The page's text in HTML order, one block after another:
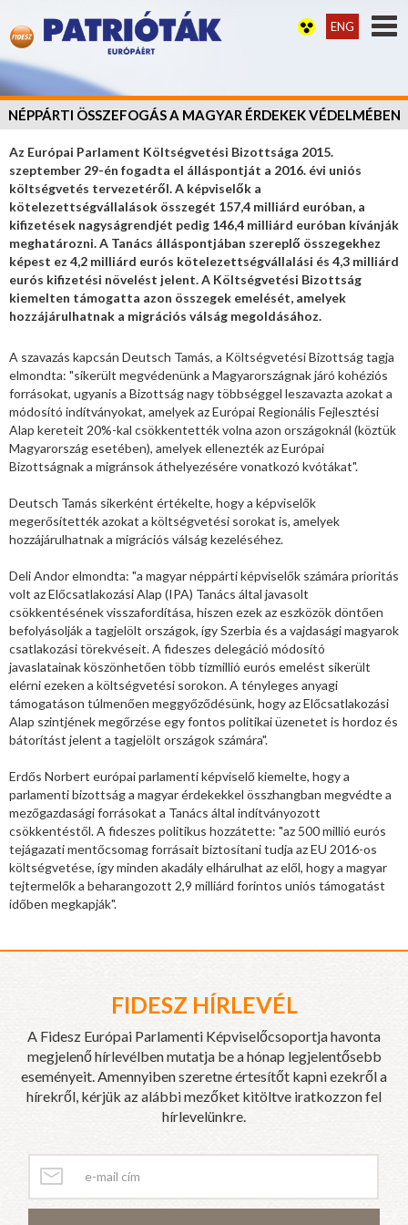
ENG
NÉPPÁRTI ÖSSZEFOGÁS A MAGYAR ÉRDEKEK VÉDELMÉBEN
Az Európai Parlament Költségvetési Bizottsága 2015.
szeptember 29-én fogadta el álláspontját a 2016. évi uniós
költségvetés tervezetéről. A képviselők a
kötelezettségvállalások összegét 157,4 milliárd euróban, a
kifizetések nagyságrendjét pedig 146,4 milliárd euróban kívánják
meghatározni. A Tanács álláspontjában szereplő összegekhez
képest ez 4,2 milliárd eurós kötelezettségvállalási és 4,3 milliárd
eurós kifizetési növelést jelent. A Költségvetési Bizottság
kiemelten támogatta azon összegek emelését, amelyek
hozzájárulhatnak a migrációs válság megoldásához.
A szavazás kapcsán Deutsch Tamás, a Költségvetési Bizottság tagja
elmondta: "sikerült megvédenünk a Magyarországnak járó kohéziós
forrásokat, ugyanis a Bizottság nagy többséggel leszavazta azokat a
módosító indítványokat, amelyek az Európai Regionális Fejlesztési
Alap kereteit 20%-kal csökkentették volna azon országoknál (köztük
Magyarország esetében), amelyek ellenezték az Európai
Bizottságnak a migránsok áthelyezésére vonatkozó kvótákat".
Deutsch Tamás sikerként értékelte, hogy a képviselők
megerősítették azokat a költségvetési sorokat is, amelyek
hozzájárulhatnak a migrációs válság kezeléséhez.
Deli Andor elmondta: "a magyar néppárti képviselők számára prioritás
volt az Előcsatlakozási Alap (IPA) Tanács által javasolt
csökkentésének visszafordítása, hiszen ezek az eszközök döntően
befolyásolják a tagjelölt országok, így Szerbia és a vajdasági magyarok
csatlakozási törekvéseit. A fideszes delegáció módosító
javaslatainak köszönhetően több tízmillió eurós emelést sikerült
elérni ezeken a költségvetési sorokon. A tényleges anyagi
támogatáson túlmenően meggyőződésünk, hogy az Előcsatlakozási
Alap szintjének megőrzése egy fontos politikai üzenetet is hordoz és
bátorítást jelent a tagjelölt országok számára".
Erdős Norbert európai parlamenti képviselő kiemelte, hogy a
parlamenti bizottság a magyar érdekekkel összhangban megvédte a
mezőgazdasági forrásokat a Tanács által indítványozott
csökkentéstől. A fideszes politikus hozzátette: "az 500 millió eurós
tejágazati mentőcsomag forrásait biztosítani tudja az EU 2016-os
költségvetése, így minden akadály elhárulhat az elől, hogy a magyar
tejtermelők a beharangozott 2,9 milliárd forintos uniós támogatást
időben megkapják".
FIDESZ HÍRLEVÉL
A Fidesz Európai Parlamenti Képviselőcsoportja havonta
megjelenő hírlevélben mutatja be a hónap legjelentősebb
eseményeit. Amennyiben szeretne értesítőt kapni ezekről a
hírekről, kérjük az alábbi mezőket kitöltve iratkozzon fel
hírlevelünkre.